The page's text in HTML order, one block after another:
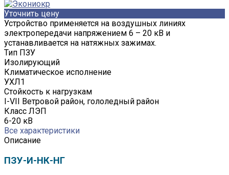
Уточнить цену
Устройство применяется на воздушных линиях
электропередачи напряжением 6 – 20 кВ и
устанавливается на натяжных зажимах.
Тип ПЗУ
Изолирующий
Климатическое исполнение
УХЛ1
Стойкость к нагрузкам
I-VII Ветровой район, гололедный район
Класс ЛЭП
6-20 кВ
Все характеристики
Описание
ПЗУ-И-НК-НГ